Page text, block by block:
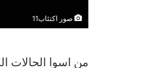
صور اكتئاب11
من اسوا الحالات